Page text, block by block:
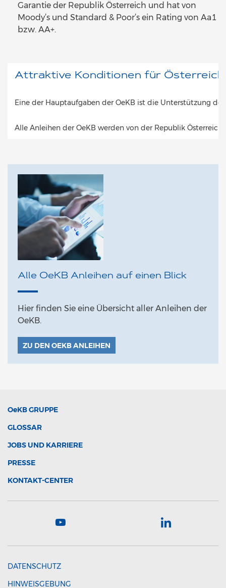
Garantie der Republik Österreich und hat von
Moody’s und Standard & Poor’s ein Rating von Aa1
bzw. AA+.
Attraktive Konditionen für
Eine der Hauptaufgaben der OeKB ist die Unterstützung
Alle Anleihen der OeKB werden von der Republik
Alle OeKB Anleihen auf einen Blick
Hier finden Sie eine Übersicht aller Anleihen der
OeKB.
ZU DEN OEKB ANLEIHEN
OeKBGRUPPE
GLOSSAR
JOBS UND KARRIERE
PRESSE
KONTAKT-CENTER
DATENSCHUTZ
HINWEISGEBUNG